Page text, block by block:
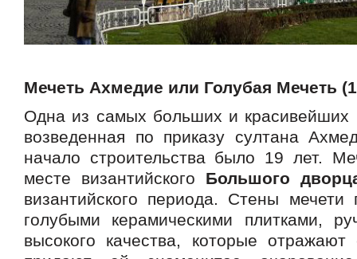
Мечеть Ахмедие или Голубая Мечеть
Одна из самых больших и красивейших
возведенная по приказу султана
начало строительства было 19 лет.
месте византийского Большого
византийского периода. Стены
голубыми керамическими плитками,
высокого качества, которые